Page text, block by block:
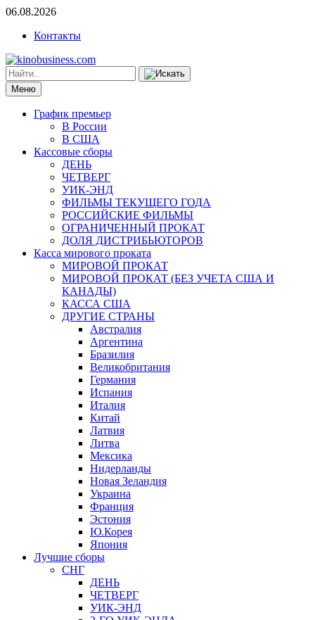
06.08.2026
Контакты
Меню
График премьер
В России
В США
Кассовые сборы
ДЕНЬ
ЧЕТВЕРГ
УИК-ЭНД
ФИЛЬМЫ ТЕКУЩЕГО ГОДА
РОССИЙСКИЕ ФИЛЬМЫ
ОГРАНИЧЕННЫЙ ПРОКАТ
ДОЛЯ ДИСТРИБЬЮТОРОВ
Касса мирового проката
МИРОВОЙ ПРОКАТ
МИРОВОЙ ПРОКАТ (БЕЗ УЧЕТА США И
КАНАДЫ)
КАССА США
ДРУГИЕ СТРАНЫ
Австралия
Аргентина
Бразилия
Великобритания
Германия
Испания
Италия
Китай
Латвия
Литва
Мексика
Нидерланды
Новая Зеландия
Украина
Франция
Эстония
Ю.Корея
Япония
Лучшие сборы
СНГ
ДЕНЬ
ЧЕТВЕРГ
УИК-ЭНД